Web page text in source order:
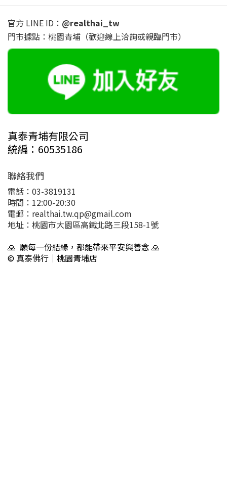
官方 LINE ID： @realthai_tw
門市據點：桃園青埔（歡迎線上洽詢或親臨門市）
真泰青埔有限公司
統編：60535186
聯絡我們
電話：03-3819131
時間：12:00-20:30
電郵：realthai.tw.qp@gmail.com
地址：桃園市大園區高鐵北路三段158-1號
🙏 願每一份結緣，都能帶來平安與善念 🙏
© 真泰佛行｜桃園青埔店